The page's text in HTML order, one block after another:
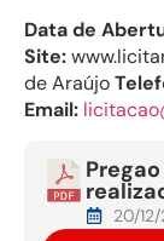
Data de
Site:
de Araújo
Email:
20/